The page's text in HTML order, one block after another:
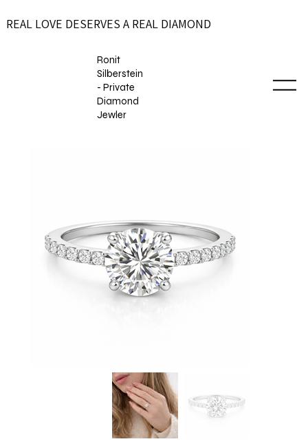
REAL LOVE DESERVES A REAL DIAMOND
Ronit
Silberstein
- Private
Diamond
Jewler